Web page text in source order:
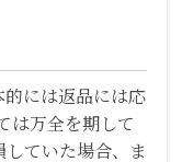
には返品には応
は万全を期して
ていた場合、ま